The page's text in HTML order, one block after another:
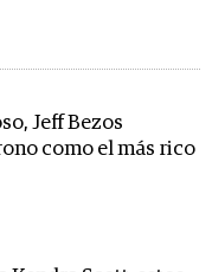
Jeff Bezos
como el más rico